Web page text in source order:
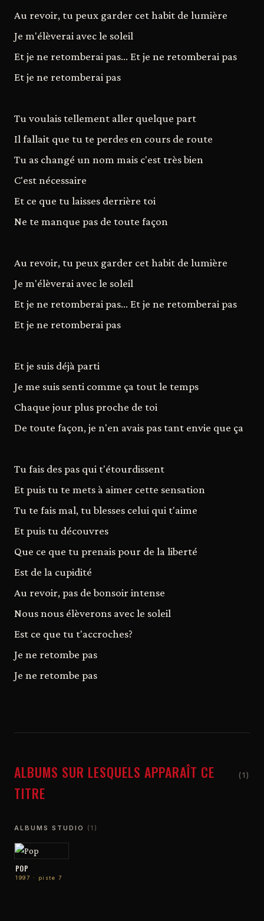
Au revoir, tu peux garder cet habit de lumière
Je m'élèverai avec le soleil
Et je ne retomberai pas... Et je ne retomberai pas
Et je ne retomberai pas
Tu voulais tellement aller quelque part
Il fallait que tu te perdes en cours de route
Tu as changé un nom mais c'est très bien
C'est nécessaire
Et ce que tu laisses derrière toi
Ne te manque pas de toute façon
Au revoir, tu peux garder cet habit de lumière
Je m'élèverai avec le soleil
Et je ne retomberai pas... Et je ne retomberai pas
Et je ne retomberai pas
Et je suis déjà parti
Je me suis senti comme ça tout le temps
Chaque jour plus proche de toi
De toute façon, je n'en avais pas tant envie que ça
Tu fais des pas qui t'étourdissent
Et puis tu te mets à aimer cette sensation
Tu te fais mal, tu blesses celui qui t'aime
Et puis tu découvres
Que ce que tu prenais pour de la liberté
Est de la cupidité
Au revoir, pas de bonsoir intense
Nous nous élèverons avec le soleil
Est ce que tu t'accroches?
Je ne retombe pas
Je ne retombe pas
ALBUMS SUR LESQUELS APPARAÎT CE
TITRE
(1)
ALBUMS STUDIO (1)
POP
1997 · piste 7